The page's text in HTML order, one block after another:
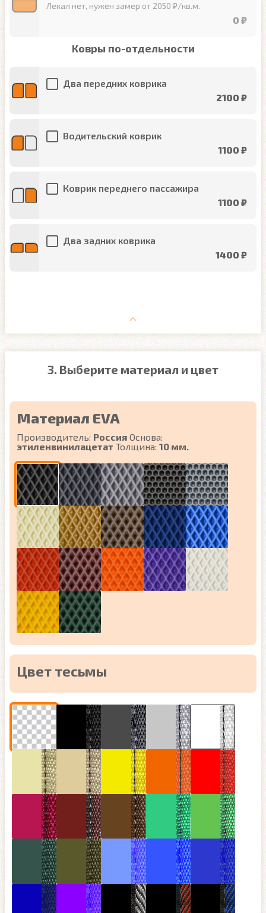
Лекал нет, нужен замер от 2050 ₽/кв.м.
0 ₽
Ковры по-отдельности
Два передних коврика
2100 ₽
Водительский коврик
1100 ₽
Коврик переднего пассажира
1100 ₽
Два задних коврика
1400 ₽
3. Выберите материал и цвет
Материал EVA
Производитель: Россия Основа:
этиленвинилацетат Толщина: 10 мм.
Цвет тесьмы